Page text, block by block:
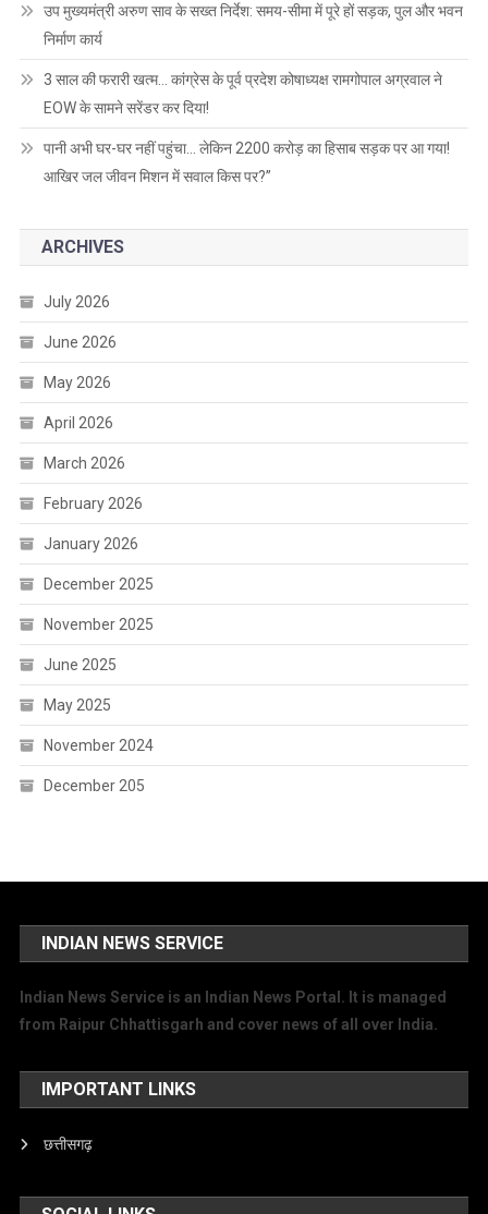
उप मुख्यमंत्री अरुण साव के सख्त निर्देश: समय-सीमा में पूरे हों सड़क, पुल और भवन
निर्माण कार्य
3 साल की फरारी खत्म… कांग्रेस के पूर्व प्रदेश कोषाध्यक्ष रामगोपाल अग्रवाल ने
EOW के सामने सरेंडर कर दिया!
पानी अभी घर-घर नहीं पहुंचा… लेकिन 2200 करोड़ का हिसाब सड़क पर आ गया!
आखिर जल जीवन मिशन में सवाल किस पर?”
ARCHIVES
July 2026
June 2026
May 2026
April 2026
March 2026
February 2026
January 2026
December 2025
November 2025
June 2025
May 2025
November 2024
December 205
INDIAN NEWS SERVICE
Indian News Service is an Indian News Portal. It is managed
from Raipur Chhattisgarh and cover news of all over India.
IMPORTANT LINKS
छत्तीसगढ़